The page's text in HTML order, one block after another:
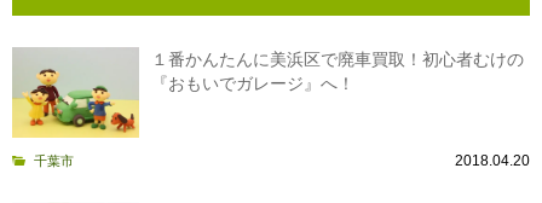
１番かんたんに美浜区で廃車買取！初心者むけの
『おもいでガレージ』へ！
千葉市 2018.04.20